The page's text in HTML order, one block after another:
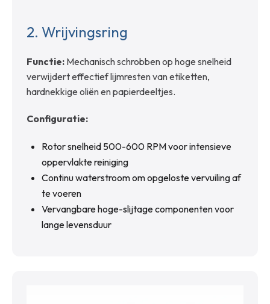
2. Wrijvingsring
Functie: Mechanisch schrobben op hoge snelheid
verwijdert effectief lijmresten van etiketten,
hardnekkige oliën en papierdeeltjes.
Configuratie:
Rotor snelheid 500-600 RPM voor intensieve
oppervlakte reiniging
Continu waterstroom om opgeloste vervuiling af
te voeren
Vervangbare hoge-slijtage componenten voor
lange levensduur